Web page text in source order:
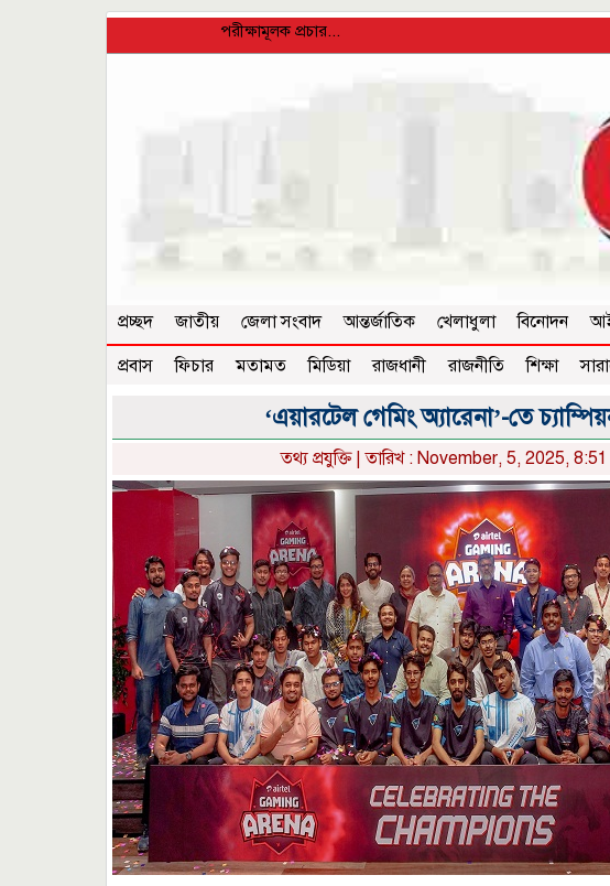
পরীক্ষামূলক প্রচার...
প্রচ্ছদ জাতীয় জেলা সংবাদ আন্তর্জাতিক খেলাধুলা বিনোদন
প্রবাস
ফিচার মতামত মিডিয়া রাজধানী রাজনীতি শিক্ষা
‘এয়ারটেল গেমিং অ্যারেনা’-তে
তথ্য প্রযুক্তি| তারিখ : November, 5, 2025, 8:51